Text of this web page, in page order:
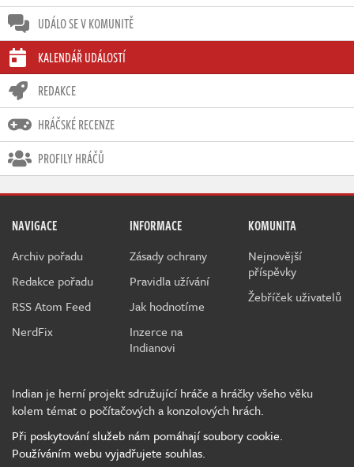
UDÁLO SE V KOMUNITĚ
KALENDÁŘ UDÁLOSTÍ
REDAKCE
HRÁČSKÉ RECENZE
PROFILY HRÁČŮ
NAVIGACE
Archiv pořadu
Redakce pořadu
RSS Atom Feed
NerdFix
INFORMACE
Zásady ochrany
Pravidla užívání
Jak hodnotíme
Inzerce na
Indianovi
KOMUNITA
Nejnovější
příspěvky
Žebříček uživatelů
Indian je herní projekt sdružující hráče a hráčky všeho věku
kolem témat o počítačových a konzolových hrách.
Při poskytování služeb nám pomáhají soubory cookie.
Používáním webu vyjadřujete souhlas.